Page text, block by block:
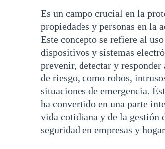
Es un campo crucial en la
propiedades y personas en la
Este concepto se refiere al
dispositivos y sistemas
prevenir, detectar y responder
de riesgo, como robos,
situaciones de emergencia.
ha convertido en una parte
vida cotidiana y de la gestión
seguridad en empresas y